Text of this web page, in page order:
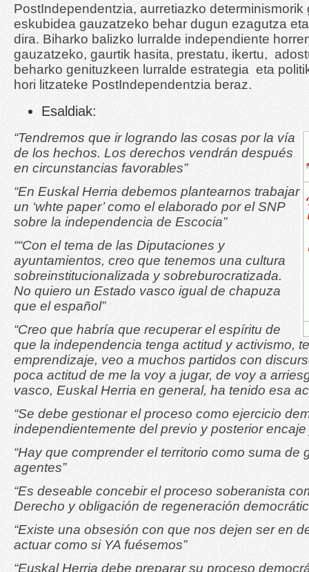
PostIndependentzia, aurretiazko
eskubidea gauzatzeko behar dugun ezagutza
dira. Biharko balizko lurralde independiente
gauzatzeko, gaurtik hasita, prestatu, ikertu,
beharko genituzkeen lurralde estrategia eta
hori litzateke PostIndependentzia beraz.
Esaldiak:
“Tendremos que ir logrando las cosas por la vía
de los hechos. Los derechos vendrán después
en circunstancias favorables”
“En Euskal Herria debemos plantearnos trabajar
un ‘whte paper’ como el elaborado por el SNP
sobre la independencia de Escocia”
““Con el tema de las Diputaciones y
ayuntamientos, creo que tenemos una cultura
sobreinstitucionalizada y sobreburocratizada.
No quiero un Estado vasco igual de chapuza
que el español”
“Creo que habría que recuperar el espíritu de
que la independencia tenga actitud y activismo,
emprendizaje, veo a muchos partidos con
poca actitud de me la voy a jugar, de voy a
vasco, Euskal Herria en general, ha tenido esa
“Se debe gestionar el proceso como ejercicio
independientemente del previo y posterior encaje
“Hay que comprender el territorio como suma de
agentes”
“Es deseable concebir el proceso soberanista
Derecho y obligación de regeneración
“Existe una obsesión con que nos dejen ser en
actuar como si YA fuésemos”
“Euskal Herria debe preparar su proceso